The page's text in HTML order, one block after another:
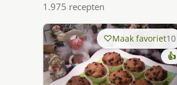
1.975 recepten
Maak favoriet10
👍